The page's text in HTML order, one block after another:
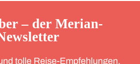
– der Merian-
tolle Reise-Empfehlungen,